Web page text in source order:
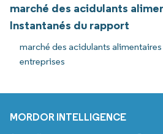
marché des acidulants
Instantanés du rapport
marché des acidulants
entreprises
MORDOR INTELLIGENCE